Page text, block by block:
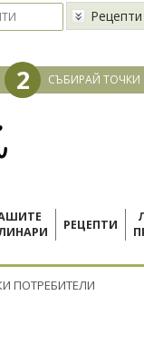
Рецепти
2 СЪБИРАЙ ТОЧКИ
РЕЦЕПТИ
ПОТРЕБИТЕЛИ